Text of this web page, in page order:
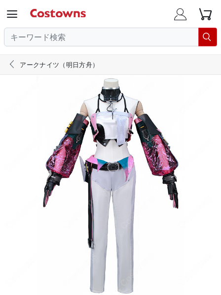
  

 アークナイツ（明日方舟）